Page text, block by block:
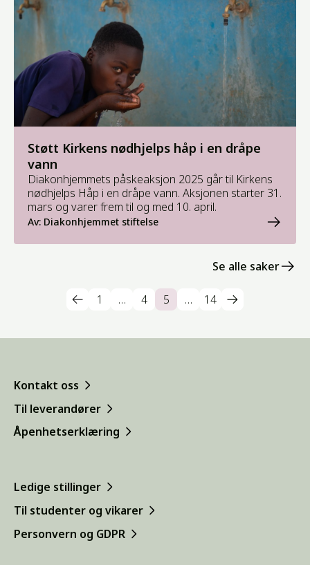
Støtt Kirkens nødhjelps håp i en dråpe
vann
Diakonhjemmets påskeaksjon 2025 går til Kirkens
nødhjelps Håp i en dråpe vann. Aksjonen starter 31.
mars og varer frem til og med 10. april.
Av: Diakonhjemmet stiftelse
Se alle saker
1 … 4 5 … 14
Kontakt oss
Til leverandører
Åpenhetserklæring
Ledige stillinger
Til studenter og vikarer
Personvern og GDPR